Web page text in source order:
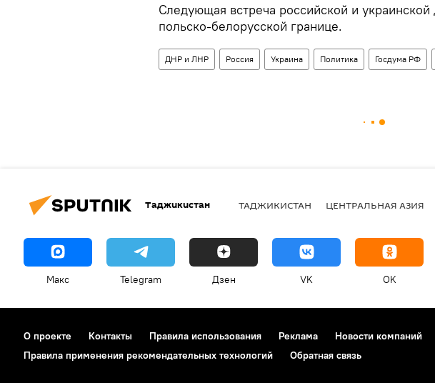
Следующая встреча российской и украинской
польско-белорусской границе.
ДНР и ЛНР Россия Украина Политика Госдума РФ
Таджикистан ТАДЖИКИСТАН ЦЕНТРАЛЬНАЯ АЗИЯ
Макс Telegram Дзен VK OK
О проекте Контакты Правила использования Реклама Новости компаний
Правила применения рекомендательных технологий
Обратная связь